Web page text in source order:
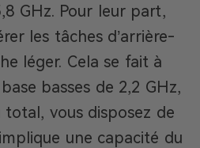
GHz. Pour leur part,
les tâches d’arrière-
léger. Cela se fait à
basses de 2,2 GHz,
total, vous disposez de
une capacité du